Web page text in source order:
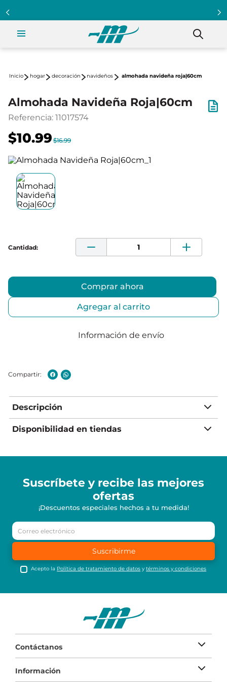
hogar decoración navideños almohada navideña roja|60cm
Almohada Navideña Roja|60cm
Referencia: 11017574
$10.99 $16.99
Comprar ahora
Agregar al carrito
Información de envío
Descripción
Disponibilidad en tiendas
Suscríbete y recibe las mejores
ofertas
¡Descuentos especiales hechos a tu medida!
Suscribirme
Acepto la Política de tratamiento de datos ytérminos y condiciones
Contáctanos
Información